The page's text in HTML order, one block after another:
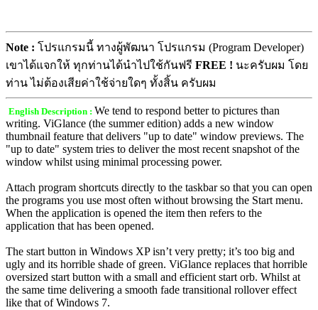
Note : โปรแกรมนี้ ทางผู้พัฒนา โปรแกรม (Program Developer)
เขาได้แจกให้ ทุกท่านได้นำไปใช้กันฟรี FREE ! นะครับผม โดย
ท่าน ไม่ต้องเสียค่าใช้จ่ายใดๆ ทั้งสิ้น ครับผม
English Description : We tend to respond better to pictures than
writing. ViGlance (the summer edition) adds a new window
thumbnail feature that delivers "up to date" window previews. The
"up to date" system tries to deliver the most recent snapshot of the
window whilst using minimal processing power.
Attach program shortcuts directly to the taskbar so that you can open
the programs you use most often without browsing the Start menu.
When the application is opened the item then refers to the
application that has been opened.
The start button in Windows XP isn’t very pretty; it’s too big and
ugly and its horrible shade of green. ViGlance replaces that horrible
oversized start button with a small and efficient start orb. Whilst at
the same time delivering a smooth fade transitional rollover effect
like that of Windows 7.